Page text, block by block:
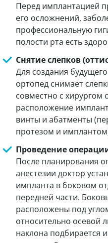
Перед имплантацией
его осложнений,
профессиональную
полости рта есть
Снятие слепков
Для создания
ортопед снимает
совместно с хирургом
расположение
винты и абатменты
протезом и
Проведение
После планирования
анестезии доктор
импланта в боковом
передней части.
расположены под
относительно осевой
наклона подбирается